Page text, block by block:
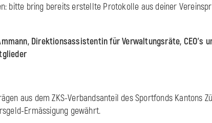
bitte bring bereits erstellte Protokolle aus deiner
Direktionsassistentin für Verwaltungsräte, CEO's
aus dem ZKS-Verbandsanteil des Sportfonds Kantons
Ermässigung gewährt.